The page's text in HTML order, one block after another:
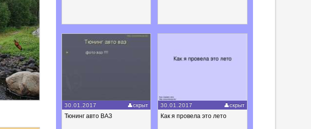
30.01.2017 скрыт
Тюнинг авто ВАЗ
30.01.2017 скрыт
Как я провела это лето